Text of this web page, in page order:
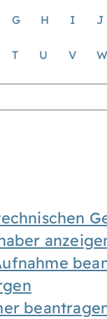
G H I J
T U V W